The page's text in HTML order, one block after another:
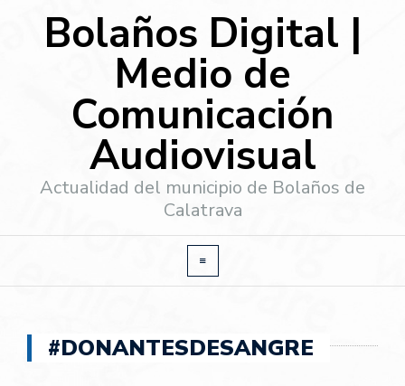
Bolaños Digital |
Medio de
Comunicación
Audiovisual
Actualidad del municipio de Bolaños de
Calatrava
#DONANTESDESANGRE